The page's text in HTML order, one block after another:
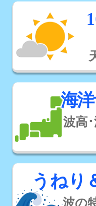
海
波高
うねり
波の